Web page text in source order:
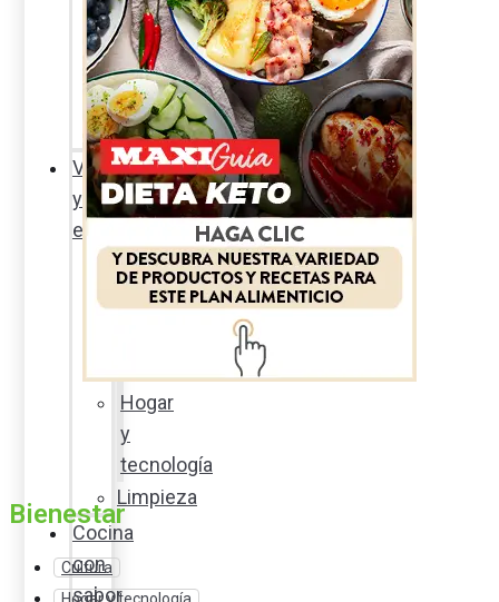
Sexualidad
responsable
En
la
percha
Vida
y
estilo
Productos
nuevos
Hogar
y
tecnología
Limpieza
Cocina
con
sabor
Bienestar
Cultura